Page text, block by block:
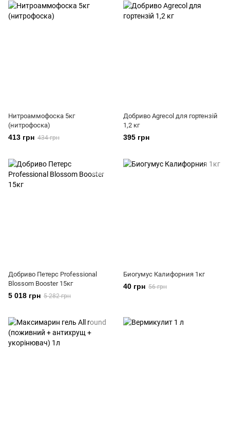
Нитроаммофоска 5кг
(нитрофоска)
413 грн 434 грн
Добриво Agrecol для гортензій
1,2 кг
395 грн
Добриво Петерс Professional
Blossom Booster 15кг
5 018 грн 5 282 грн
Биогумус Калифорния 1кг
40 грн 56 грн